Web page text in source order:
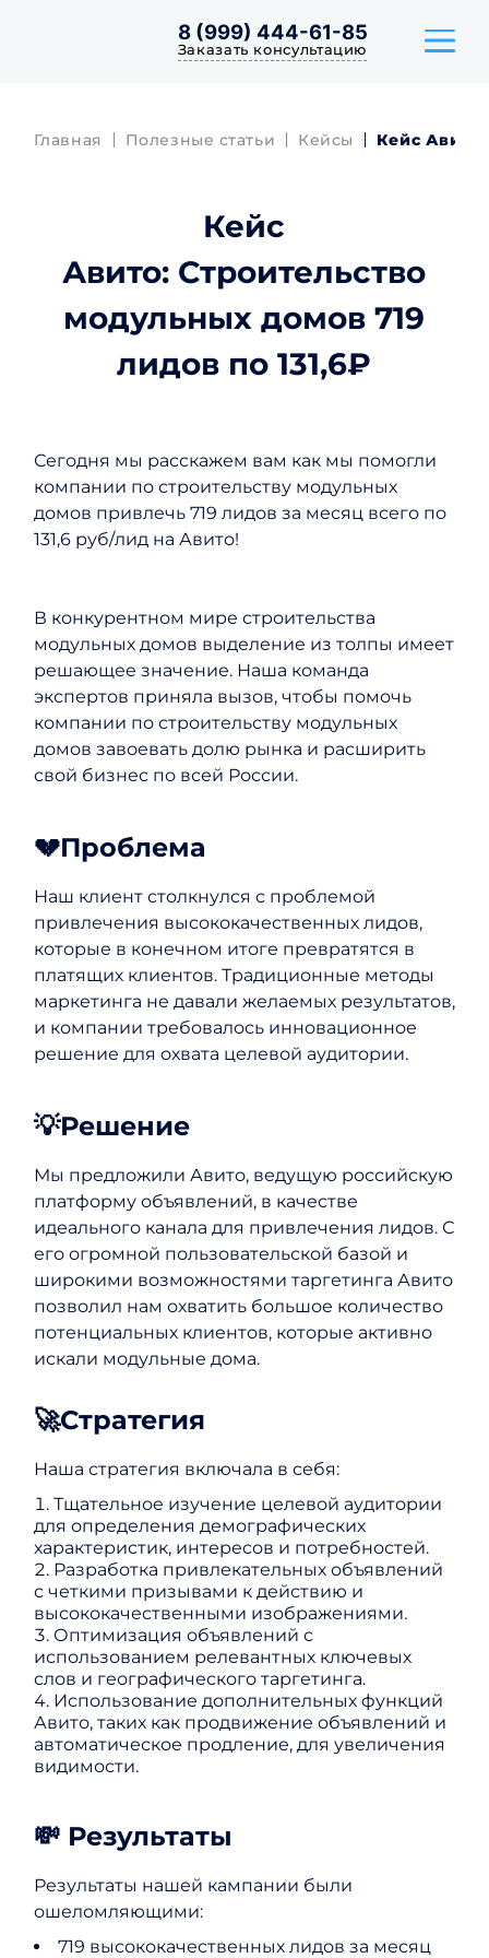
8 (999) 444-61-85
Заказать консультацию
ОТЗЫВЫ
Главная Полезные статьи Кейсы Кейс
Кейс
Авито: Строительство
модульных домов 719
лидов по 131,6₽
Сегодня мы расскажем вам как мы помогли
компании по строительству модульных
домов привлечь 719 лидов за месяц всего по
131,6 руб/лид на Авито!
В конкурентном мире строительства
модульных домов выделение из толпы имеет
решающее значение. Наша команда
экспертов приняла вызов, чтобы помочь
компании по строительству модульных
домов завоевать долю рынка и расширить
свой бизнес по всей России.
💔Проблема
Наш клиент столкнулся с проблемой
привлечения высококачественных лидов,
которые в конечном итоге превратятся в
платящих клиентов. Традиционные методы
маркетинга не давали желаемых результатов,
и компании требовалось инновационное
решение для охвата целевой аудитории.
💡Решение
Мы предложили Авито, ведущую российскую
платформу объявлений, в качестве
идеального канала для привлечения лидов. С
его огромной пользовательской базой и
широкими возможностями таргетинга Авито
позволил нам охватить большое количество
потенциальных клиентов, которые активно
искали модульные дома.
🚀Стратегия
Наша стратегия включала в себя:
Тщательное изучение целевой аудитории
для определения демографических
характеристик, интересов и потребностей.
Разработка привлекательных объявлений
с четкими призывами к действию и
высококачественными изображениями.
Оптимизация объявлений с
использованием релевантных ключевых
слов и географического таргетинга.
Использование дополнительных функций
Авито, таких как продвижение объявлений и
автоматическое продление, для увеличения
видимости.
💸 Результаты
Результаты нашей кампании были
ошеломляющими:
719 высококачественных лидов за месяц